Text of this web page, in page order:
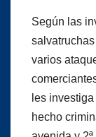
Según las
varios
les
hecho